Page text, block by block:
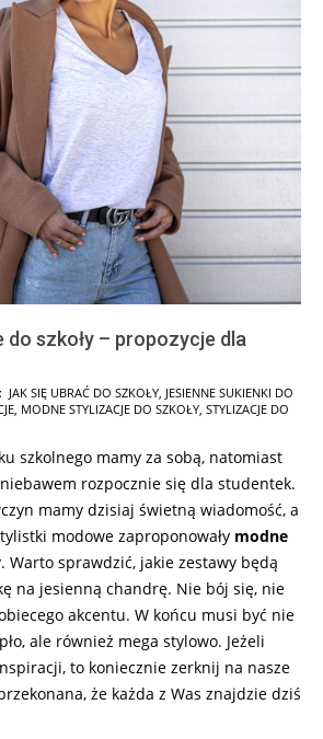
szkoły – propozycje dla
JAK SIĘ UBRAĆ DO SZKOŁY JESIENNE SUKIENKI DO
MODNE STYLIZACJE DO SZKOŁY STYLIZACJE DO
szkolnego mamy za sobą, natomiast
rozpocznie się dla studentek.
mamy dzisiaj świetną wiadomość, a
modowe zaproponowały modne
. Warto sprawdzić, jakie zestawy będą
na jesienną chandrę. Nie bój się, nie
akcentu. W końcu musi być nie
ale również mega stylowo. Jeżeli
to koniecznie zerknij na nasze
że każda z Was znajdzie dziś